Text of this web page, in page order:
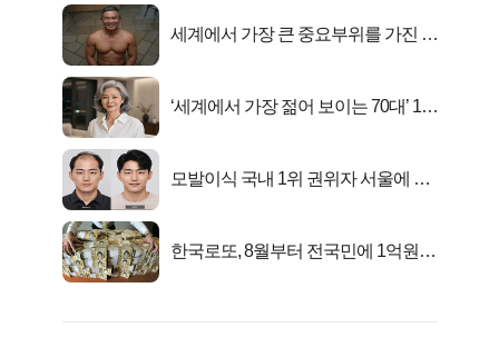
세계에서 가장 큰 중요부위를 가진 남
‘세계에서 가장 젊어 보이는 70대’ 1위
모발이식 국내 1위 권위자 서울에 있
한국로또, 8월부터 전국민에 1억원씩